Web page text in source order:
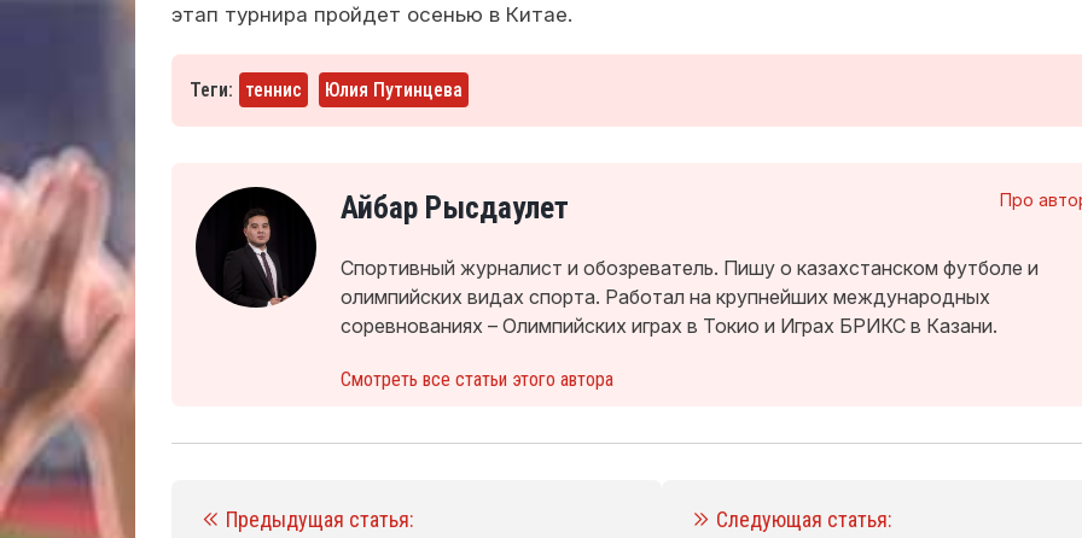
этап турнира пройдет осенью в Китае.
Теги: теннис Юлия Путинцева
Про
Айбар Рысдаулет
Спортивный журналист и обозреватель. Пишу о казахстанском футболе и
олимпийских видах спорта. Работал на крупнейших международных
соревнованиях – Олимпийских играх в Токио и Играх БРИКС в Казани.
Смотреть все статьи этого автора
Предыдущая статья:
Следующая статья: